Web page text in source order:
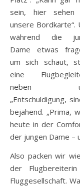
sein, hier sehen
unsere Bordkarte“.
während die
Dame etwas
um sich schaut,
eine
neben
„Entschuldigung,
bejahend. „Prima,
heute in der
der jungen Dame –
Also packen wir
der
Fluggesellschaft.